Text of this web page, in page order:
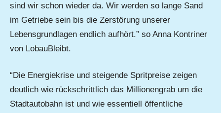
sind wir schon wieder da. Wir werden so lange Sand
im Getriebe sein bis die Zerstörung unserer
Lebensgrundlagen endlich aufhört.” so Anna Kontriner
von LobauBleibt.
“Die Energiekrise und steigende Spritpreise zeigen
deutlich wie rückschrittlich das Millionengrab um die
Stadtautobahn ist und wie essentiell öffentliche